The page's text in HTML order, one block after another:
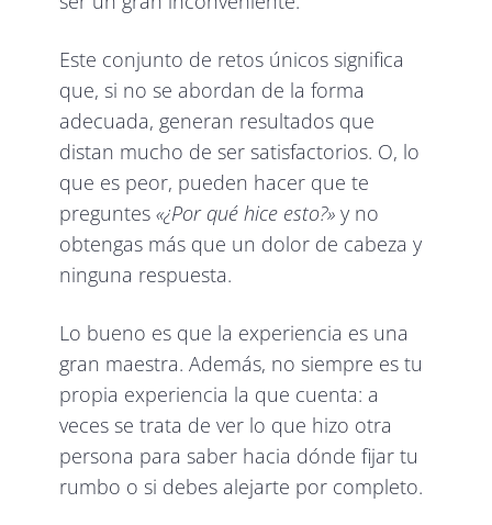
Este conjunto de retos únicos significa
que, si no se abordan de la forma
adecuada, generan resultados que
distan mucho de ser satisfactorios. O, lo
que es peor, pueden hacer que te
preguntes«¿Por qué hice esto?» y no
obtengas más que un dolor de cabeza y
ninguna respuesta.
Lo bueno es que la experiencia es una
gran maestra. Además, no siempre es tu
propia experiencia la que cuenta: a
veces se trata de ver lo que hizo otra
persona para saber hacia dónde fijar tu
rumbo o si debes alejarte por completo.